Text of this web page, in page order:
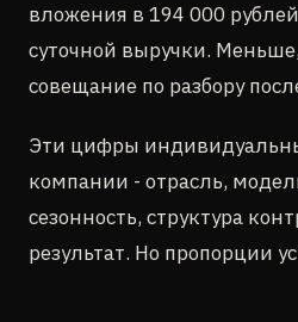
вложения в 194 000
суточной выручки.
совещание по разбору
Эти цифры
компании - отрасль,
сезонность, структура
результат. Но пропорции